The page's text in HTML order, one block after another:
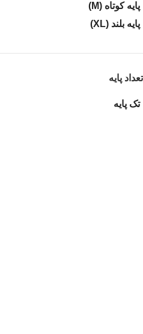
پایه کوتاه (M)
پایه بلند (XL)
تعداد پایه
تک پایه